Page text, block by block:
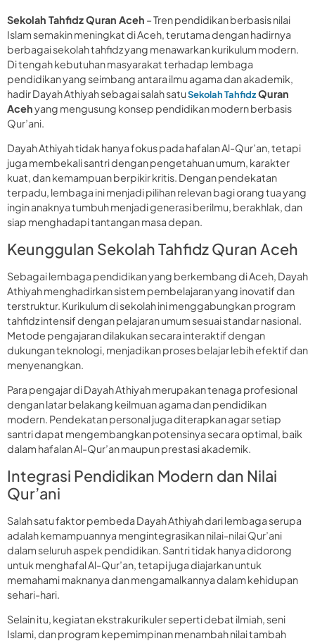
Sekolah Tahfidz Quran Aceh – Tren pendidikan berbasis nilai
Islam semakin meningkat di Aceh, terutama dengan hadirnya
berbagai sekolah tahfidz yang menawarkan kurikulum modern.
Di tengah kebutuhan masyarakat terhadap lembaga
pendidikan yang seimbang antara ilmu agama dan akademik,
hadir Dayah Athiyah sebagai salah satuSekolah TahfidzQuran
Acehyang mengusung konsep pendidikan modern berbasis
Qur’ani.
Dayah Athiyah tidak hanya fokus pada hafalan Al-Qur’an, tetapi
juga membekali santri dengan pengetahuan umum, karakter
kuat, dan kemampuan berpikir kritis. Dengan pendekatan
terpadu, lembaga ini menjadi pilihan relevan bagi orang tua yang
ingin anaknya tumbuh menjadi generasi berilmu, berakhlak, dan
siap menghadapi tantangan masa depan.
Keunggulan Sekolah Tahfidz Quran Aceh
Sebagai lembaga pendidikan yang berkembang di Aceh, Dayah
Athiyah menghadirkan sistem pembelajaran yang inovatif dan
terstruktur. Kurikulum di sekolah ini menggabungkan program
tahfidz intensif dengan pelajaran umum sesuai standar nasional.
Metode pengajaran dilakukan secara interaktif dengan
dukungan teknologi, menjadikan proses belajar lebih efektif dan
menyenangkan.
Para pengajar di Dayah Athiyah merupakan tenaga profesional
dengan latar belakang keilmuan agama dan pendidikan
modern. Pendekatan personal juga diterapkan agar setiap
santri dapat mengembangkan potensinya secara optimal, baik
dalam hafalan Al-Qur’an maupun prestasi akademik.
Integrasi Pendidikan Modern dan Nilai
Qur’ani
Salah satu faktor pembeda Dayah Athiyah dari lembaga serupa
adalah kemampuannya mengintegrasikan nilai-nilai Qur’ani
dalam seluruh aspek pendidikan. Santri tidak hanya didorong
untuk menghafal Al-Qur’an, tetapi juga diajarkan untuk
memahami maknanya dan mengamalkannya dalam kehidupan
sehari-hari.
Selain itu, kegiatan ekstrakurikuler seperti debat ilmiah, seni
Islami, dan program kepemimpinan menambah nilai tambah